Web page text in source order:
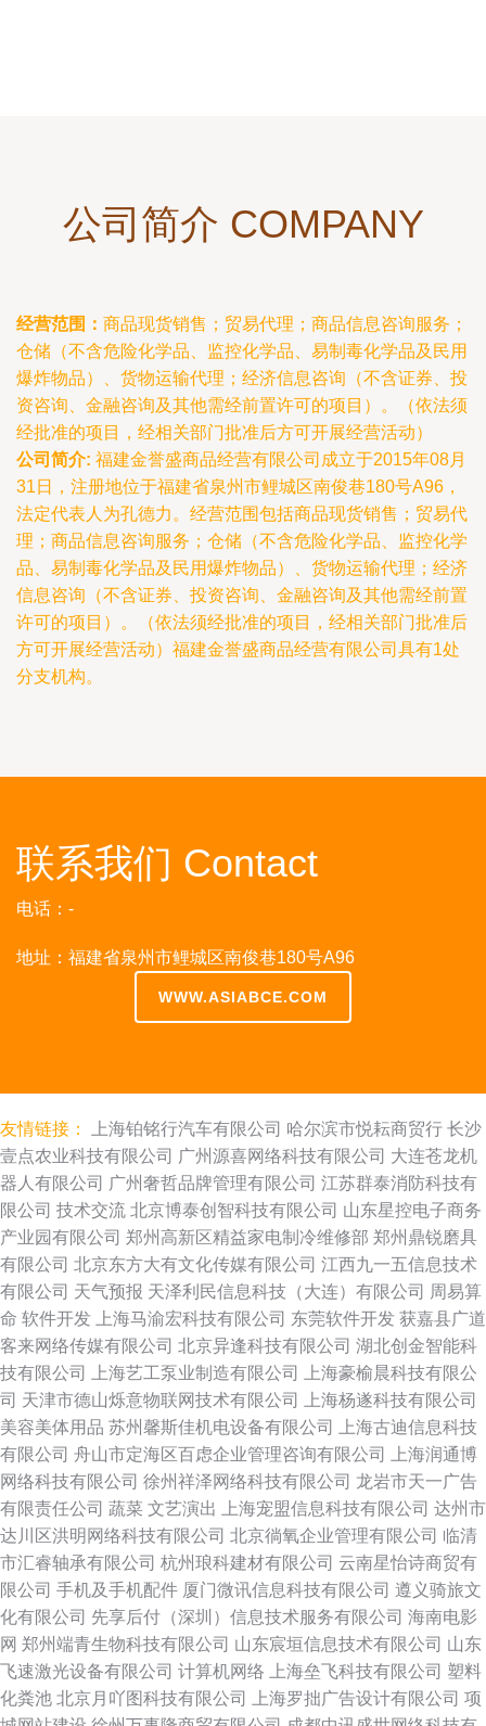
公司简介 COMPANY
经营范围： 商品现货销售；贸易代理；商品信息咨询服务；
仓储（不含危险化学品、监控化学品、易制毒化学品及民用
爆炸物品）、货物运输代理；经济信息咨询（不含证券、投
资咨询、金融咨询及其他需经前置许可的项目）。（依法须
经批准的项目，经相关部门批准后方可开展经营活动）
公司简介: 福建金誉盛商品经营有限公司成立于2015年08月
31日，注册地位于福建省泉州市鲤城区南俊巷180号A96，
法定代表人为孔德力。经营范围包括商品现货销售；贸易代
理；商品信息咨询服务；仓储（不含危险化学品、监控化学
品、易制毒化学品及民用爆炸物品）、货物运输代理；经济
信息咨询（不含证券、投资咨询、金融咨询及其他需经前置
许可的项目）。（依法须经批准的项目，经相关部门批准后
方可开展经营活动）福建金誉盛商品经营有限公司具有1处
分支机构。
联系我们 Contact
电话：-
地址：福建省泉州市鲤城区南俊巷180号A96
WWW.ASIABCE.COM
友情链接： 上海铂铭行汽车有限公司 哈尔滨市悦耘商贸行 长沙
壹点农业科技有限公司 广州源喜网络科技有限公司 大连苍龙机
器人有限公司 广州奢哲品牌管理有限公司 江苏群泰消防科技有
限公司 技术交流 北京博泰创智科技有限公司 山东星控电子商务
产业园有限公司 郑州高新区精益家电制冷维修部 郑州鼎锐磨具
有限公司 北京东方大有文化传媒有限公司 江西九一五信息技术
有限公司 天气预报 天泽利民信息科技（大连）有限公司 周易算
命 软件开发 上海马渝宏科技有限公司 东莞软件开发 获嘉县广道
客来网络传媒有限公司 北京异逢科技有限公司 湖北创金智能科
技有限公司
上海艺工泵业制造有限公司
上海豪榆晨科技有限公
司 天津市德山烁意物联网技术有限公司
上海杨遂科技有限公司
美容美体用品 苏州馨斯佳机电设备有限公司
上海古迪信息科技
有限公司 舟山市定海区百虑企业管理咨询有限公司
上海润通博
网络科技有限公司 徐州祥泽网络科技有限公司 龙岩市天一广告
有限责任公司 蔬菜 文艺演出 上海宠盟信息科技有限公司 达州市
达川区洪明网络科技有限公司 北京徜氧企业管理有限公司 临清
市汇睿轴承有限公司 杭州琅科建材有限公司 云南星怡诗商贸有
限公司 手机及手机配件 厦门微讯信息科技有限公司 遵义骑旅文
化有限公司 先享后付（深圳）信息技术服务有限公司 海南电影
网 郑州端青生物科技有限公司 山东宸垣信息技术有限公司 山东
飞速激光设备有限公司 计算机网络 上海垒飞科技有限公司 塑料
化粪池 北京月吖图科技有限公司 上海罗拙广告设计有限公司 项